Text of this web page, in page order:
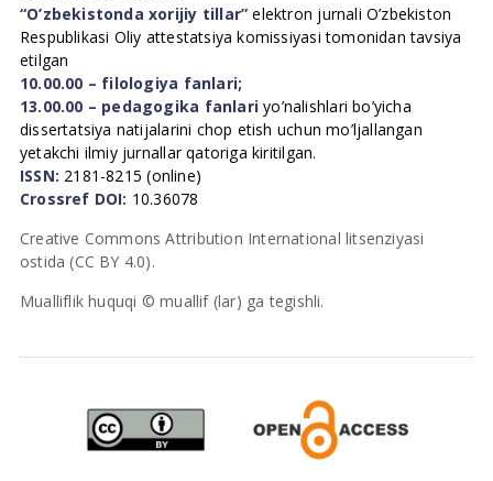
“O’zbekistonda xorijiy tillar” elektron jurnali O’zbekiston
Respublikasi Oliy attestatsiya komissiyasi tomonidan tavsiya
etilgan
10.00.00 – filologiya fanlari;
13.00.00 – pedagogika fanlari yo’nalishlari bo’yicha
dissertatsiya natijalarini chop etish uchun mo’ljallangan
yetakchi ilmiy jurnallar qatoriga kiritilgan.
ISSN: 2181-8215 (online)
Crossref DOI: 10.36078
Creative Commons Attribution International litsenziyasi
ostida (CC BY 4.0).
Mualliflik huquqi © muallif (lar) ga tegishli.